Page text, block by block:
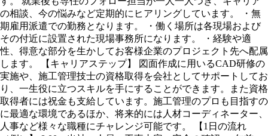
の相談、今の悩みなど定期的にヒアリングしています。 ・無
期雇用派遣での勤務となります。 ・働く場所は各現場および
その付近に設置された現場事務所になります。 ・経験や適
性、得意な部分を生かしてお客様企業のプロジェクト先へ配属
します。 【キャリアステップ】 図面作成に用いるCAD研修の
実施や、施工管理技士の資格取得を会社としてサポートしてお
り、一生役に立つスキルを手にすることができます。また資格
取得者には祝金も支給しています。施工管理のプロも目指すの
に最適な環境であるほか、将来的には人材コーディネーター、
人事など様々な職種にチャレンジ可能です。 【1日の流れ